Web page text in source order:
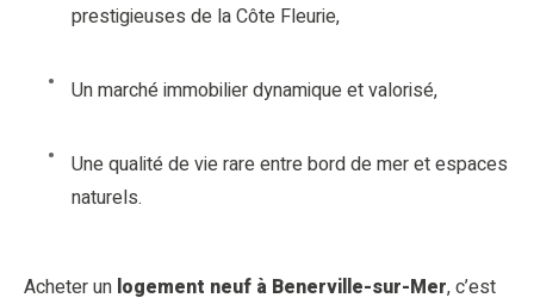
prestigieuses de la Côte Fleurie,
Un marché immobilier dynamique et valorisé,
Une qualité de vie rare entre bord de mer et espaces
naturels.
Acheter un logement neuf à Benerville-sur-Mer, c’est